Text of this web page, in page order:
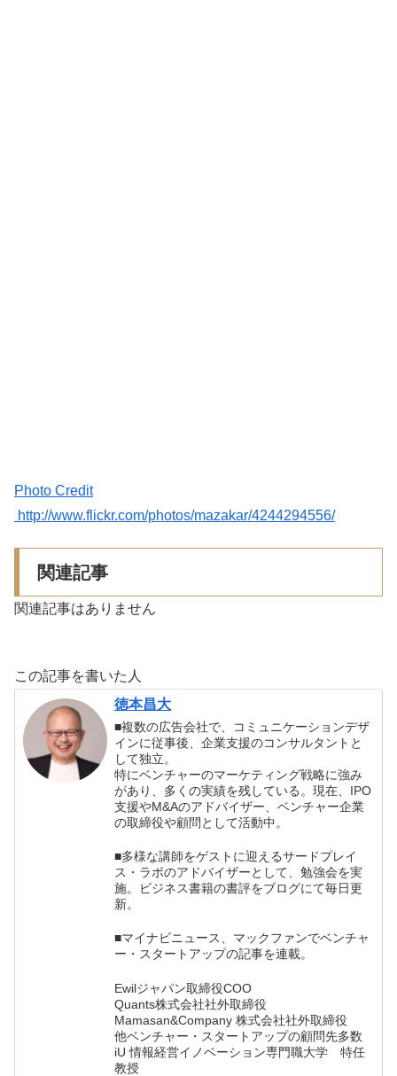
Photo Credit
http://www.flickr.com/photos/mazakar/4244294556/
関連記事
関連記事はありません
この記事を書いた人
徳本昌大
■複数の広告会社で、コミュニケーションデザ
インに従事後、企業支援のコンサルタントと
して独立。
特にベンチャーのマーケティング戦略に強み
があり、多くの実績を残している。現在、IPO
支援やM&Aのアドバイザー、ベンチャー企業
の取締役や顧問として活動中。
■多様な講師をゲストに迎えるサードプレイ
ス・ラボのアドバイザーとして、勉強会を実
施。ビジネス書籍の書評をブログにて毎日更
新。
■マイナビニュース、マックファンでベンチャ
ー・スタートアップの記事を連載。
Ewilジャパン取締役COO
Quants株式会社社外取締役
Mamasan&Company 株式会社社外取締役
他ベンチャー・スタートアップの顧問先多数
iU 情報経営イノベーション専門職大学 特任
教授